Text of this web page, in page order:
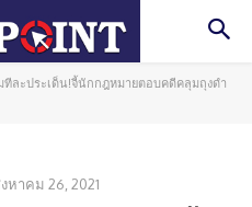
ละประเด็น!จี้นักกฎหมายตอบคดีคลุมถุงดำ
หาคม 26, 2021